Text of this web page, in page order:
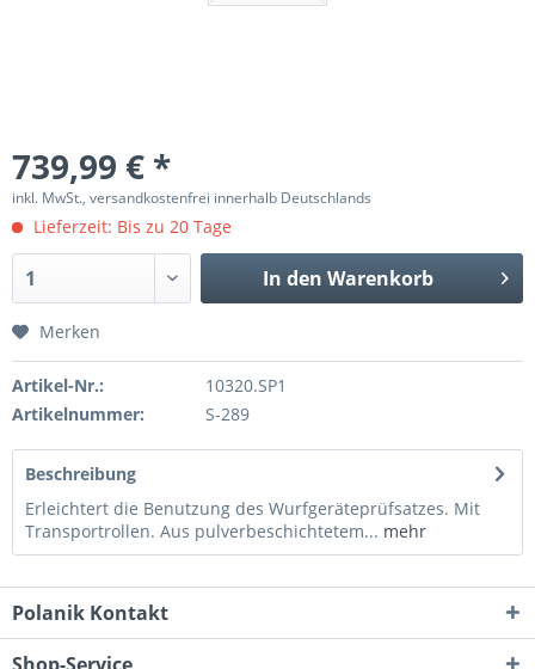
739,99 € *
inkl. MwSt., versandkostenfrei innerhalb Deutschlands
Lieferzeit: Bis zu 20 Tage
In den Warenkorb
Merken
Artikel-Nr.:
10320.SP1
Artikelnummer:
S-289
Beschreibung
Erleichtert die Benutzung des Wurfgeräteprüfsatzes. Mit
Transportrollen. Aus pulverbeschichtetem... mehr
Polanik Kontakt